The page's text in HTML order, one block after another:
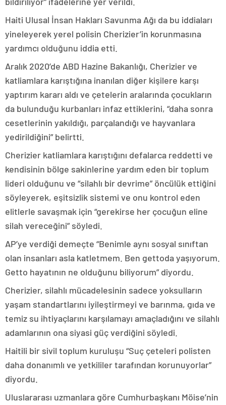
Haiti Ulusal İnsan Hakları Savunma Ağı da bu iddiaları
yineleyerek yerel polisin Cherizier’in korunmasına
yardımcı olduğunu iddia etti.
Aralık 2020’de ABD Hazine Bakanlığı, Cherizier ve
katliamlara karıştığına inanılan diğer kişilere karşı
yaptırım kararı aldı ve çetelerin aralarında çocukların
da bulunduğu kurbanları infaz ettiklerini, “daha sonra
cesetlerinin yakıldığı, parçalandığı ve hayvanlara
yedirildiğini” belirtti.
Cherizier katliamlara karıştığını defalarca reddetti ve
kendisinin bölge sakinlerine yardım eden bir toplum
lideri olduğunu ve “silahlı bir devrime” öncülük ettiğini
söyleyerek, eşitsizlik sistemi ve onu kontrol eden
elitlerle savaşmak için “gerekirse her çocuğun eline
silah vereceğini” söyledi.
AP’ye verdiği demeçte “Benimle aynı sosyal sınıftan
olan insanları asla katletmem. Ben gettoda yaşıyorum.
Getto hayatının ne olduğunu biliyorum” diyordu.
Cherizier, silahlı mücadelesinin sadece yoksulların
yaşam standartlarını iyileştirmeyi ve barınma, gıda ve
temiz su ihtiyaçlarını karşılamayı amaçladığını ve silahlı
adamlarının ona siyasi güç verdiğini söyledi.
Haitili bir sivil toplum kuruluşu “Suç çeteleri polisten
daha donanımlı ve yetkililer tarafından korunuyorlar”
diyordu.
Uluslararası uzmanlara göre Cumhurbaşkanı Möise’nin